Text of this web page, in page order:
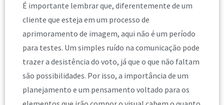
É importante lembrar que, diferentemente de um
cliente que esteja em um processo de
aprimoramento de imagem, aqui não é um período
para testes. Um simples ruído na comunicação pode
trazer a desistência do voto, já que o que não faltam
são possibilidades. Por isso, a importância de um
planejamento e um pensamento voltado para os